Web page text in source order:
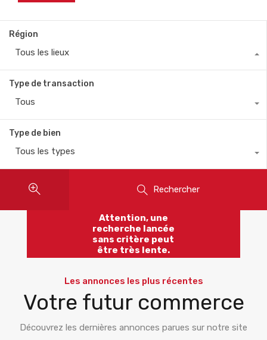
Région
Tous les lieux
Type de transaction
Tous
Type de bien
Tous les types
Rechercher
Attention, une
recherche lancée
sans critère peut
être très lente.
Les annonces les plus récentes
Votre futur commerce
Découvrez les dernières annonces parues sur notre site